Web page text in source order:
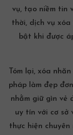
vụ, tạo niềm tin
thời, dịch vụ
bật khi được
Tóm lại, xóa
pháp làm đẹp
nhằm giữ gìn vẻ
uy tín với cơ sở
thực hiện